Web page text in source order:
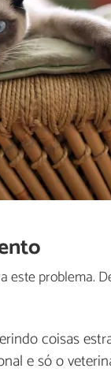
este problema.
coisas
e só o